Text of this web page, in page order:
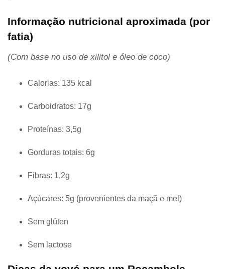
Informação nutricional aproximada (por
fatia)
(Com base no uso de xilitol e óleo de coco)
Calorias: 135 kcal
Carboidratos: 17g
Proteínas: 3,5g
Gorduras totais: 6g
Fibras: 1,2g
Açúcares: 5g (provenientes da maçã e mel)
Sem glúten
Sem lactose